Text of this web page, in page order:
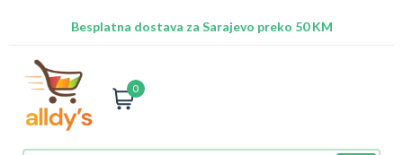
Besplatna dostava za Sarajevo preko 50 KM
0